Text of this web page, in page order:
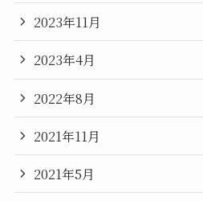
2023年11月
2023年4月
2022年8月
2021年11月
2021年5月